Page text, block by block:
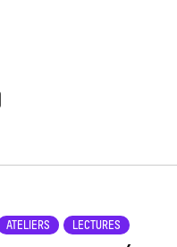
ATELIERS LECTURES